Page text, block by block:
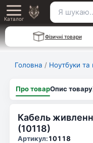
Перейти
до
вмісту
Main
Menu
Каталог
Пошук
для:
Фізичні товари
Головна / Ноутбуки
Про товарОпис товару
Кабель
(10118)
Артикул:10118